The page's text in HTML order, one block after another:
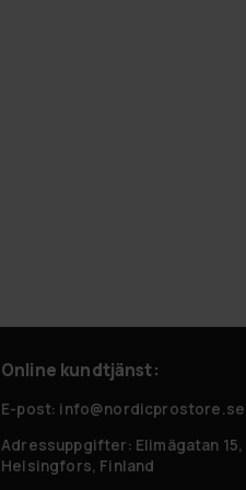
Online kundtjänst:
E-post: info@nordicprostore.se
Adressuppgifter: Elimägatan
Helsingfors, Finland